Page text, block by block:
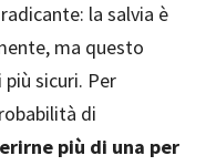
la salvia è
ma questo
sicuri. Per
di
più di una per